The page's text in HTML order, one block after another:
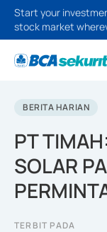
Start your
stock market
BERITA HARIAN
PT
SOLAR
TERBIT PADA